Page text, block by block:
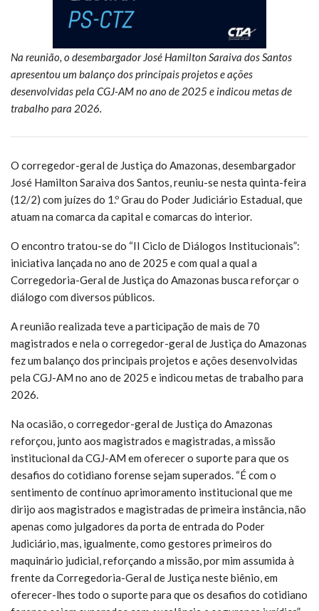
Na reunião, o desembargador José Hamilton Saraiva dos Santos
apresentou um balanço dos principais projetos e ações
desenvolvidas pela CGJ-AM no ano de 2025 e indicou metas de
trabalho para 2026.
O corregedor-geral de Justiça do Amazonas, desembargador
José Hamilton Saraiva dos Santos, reuniu-se nesta quinta-feira
(12/2) com juízes do 1.º Grau do Poder Judiciário Estadual, que
atuam na comarca da capital e comarcas do interior.
O encontro tratou-se do “II Ciclo de Diálogos Institucionais”:
iniciativa lançada no ano de 2025 e com qual a qual a
Corregedoria-Geral de Justiça do Amazonas busca reforçar o
diálogo com diversos públicos.
A reunião realizada teve a participação de mais de 70
magistrados e nela o corregedor-geral de Justiça do Amazonas
fez um balanço dos principais projetos e ações desenvolvidas
pela CGJ-AM no ano de 2025 e indicou metas de trabalho para
2026.
Na ocasião, o corregedor-geral de Justiça do Amazonas
reforçou, junto aos magistrados e magistradas, a missão
institucional da CGJ-AM em oferecer o suporte para que os
desafios do cotidiano forense sejam superados. “É com o
sentimento de contínuo aprimoramento institucional que me
dirijo aos magistrados e magistradas de primeira instância, não
apenas como julgadores da porta de entrada do Poder
Judiciário, mas, igualmente, como gestores primeiros do
maquinário judicial, reforçando a missão, por mim assumida à
frente da Corregedoria-Geral de Justiça neste biênio, em
oferecer-lhes todo o suporte para que os desafios do cotidiano